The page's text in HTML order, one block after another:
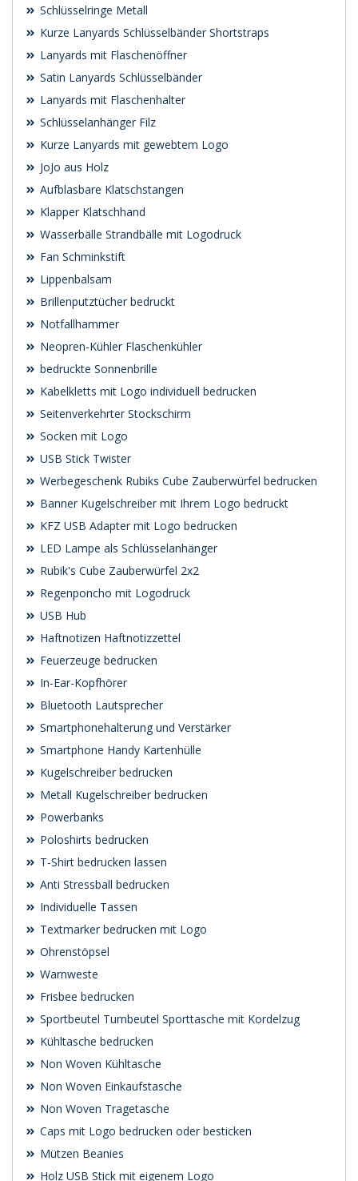
Schlüsselringe Metall
Kurze Lanyards Schlüsselbänder Shortstraps
Lanyards mit Flaschenöffner
Satin Lanyards Schlüsselbänder
Lanyards mit Flaschenhalter
Schlüsselanhänger Filz
Kurze Lanyards mit gewebtem Logo
JoJo aus Holz
Aufblasbare Klatschstangen
Klapper Klatschhand
Wasserbälle Strandbälle mit Logodruck
Fan Schminkstift
Lippenbalsam
Brillenputztücher bedruckt
Notfallhammer
Neopren-Kühler Flaschenkühler
bedruckte Sonnenbrille
Kabelkletts mit Logo individuell bedrucken
Seitenverkehrter Stockschirm
Socken mit Logo
USB Stick Twister
Werbegeschenk Rubiks Cube Zauberwürfel bedrucken
Banner Kugelschreiber mit Ihrem Logo bedruckt
KFZ USB Adapter mit Logo bedrucken
LED Lampe als Schlüsselanhänger
Rubik's Cube Zauberwürfel 2x2
Regenponcho mit Logodruck
USB Hub
Haftnotizen Haftnotizzettel
Feuerzeuge bedrucken
In-Ear-Kopfhörer
Bluetooth Lautsprecher
Smartphonehalterung und Verstärker
Smartphone Handy Kartenhülle
Kugelschreiber bedrucken
Metall Kugelschreiber bedrucken
Powerbanks
Poloshirts bedrucken
T-Shirt bedrucken lassen
Anti Stressball bedrucken
Individuelle Tassen
Textmarker bedrucken mit Logo
Ohrenstöpsel
Warnweste
Frisbee bedrucken
Sportbeutel Turnbeutel Sporttasche mit Kordelzug
Kühltasche bedrucken
Non Woven Kühltasche
Non Woven Einkaufstasche
Non Woven Tragetasche
Caps mit Logo bedrucken oder besticken
Mützen Beanies
Holz USB Stick mit eigenem Logo